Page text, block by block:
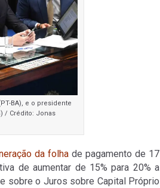
BA), e o presidente
/ Crédito: Jonas
da folhade pagamento de 17
de aumentar de 15% para 20% a
sobre o Juros sobre Capital Próprio